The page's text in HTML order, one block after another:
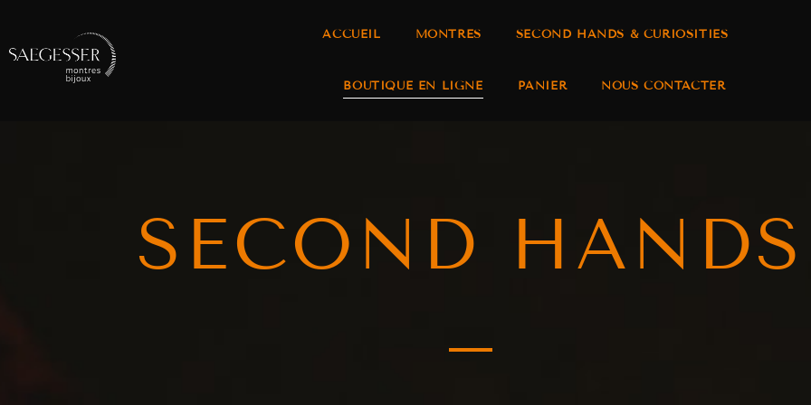
ACCUEIL MONTRES SECOND HANDS & CURIOSITIES
BOUTIQUE EN LIGNE PANIER NOUS CONTACTER
SECOND HANDS